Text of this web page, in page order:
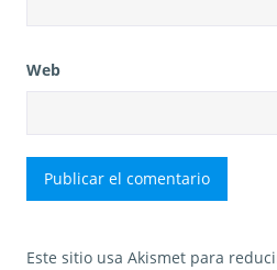
Web
Este sitio usa Akismet para